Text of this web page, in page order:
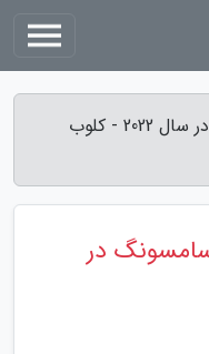
محصولات برنده و بازنده سامسونگ در سال 2022 - کلوب
در